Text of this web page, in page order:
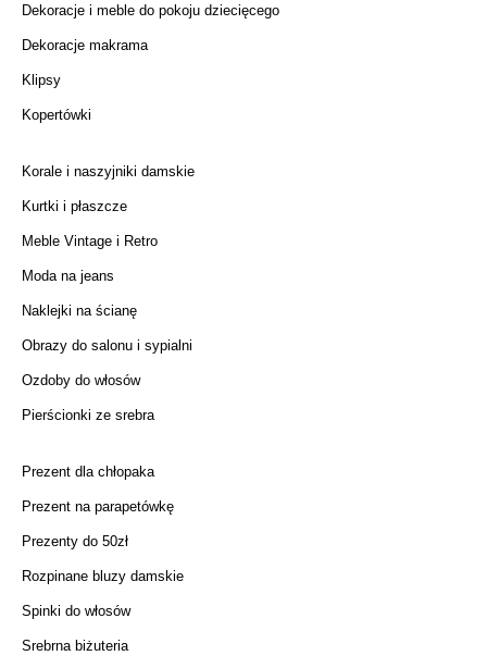
Dekoracje i meble do pokoju dziecięcego
Dekoracje makrama
Klipsy
Kopertówki
Korale i naszyjniki damskie
Kurtki i płaszcze
Meble Vintage i Retro
Moda na jeans
Naklejki na ścianę
Obrazy do salonu i sypialni
Ozdoby do włosów
Pierścionki ze srebra
Prezent dla chłopaka
Prezent na parapetówkę
Prezenty do 50zł
Rozpinane bluzy damskie
Spinki do włosów
Srebrna biżuteria